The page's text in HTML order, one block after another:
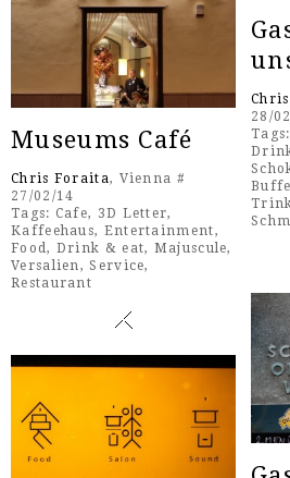
28/
Tags:
Museums Café
Chris Foraita, Vienna #
27/02/14
Tags: Cafe, 3D Letter,
Kaffeehaus, Entertainment,
Food, Drink & eat, Majuscule,
Versalien,Service,
Restaurant